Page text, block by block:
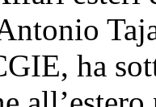
ha